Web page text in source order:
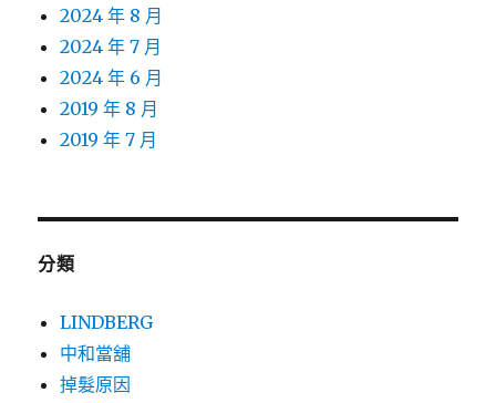
2024 年 8 月
2024 年 7 月
2024 年 6 月
2019 年 8 月
2019 年 7 月
分類
LINDBERG
中和當舖
掉髮原因